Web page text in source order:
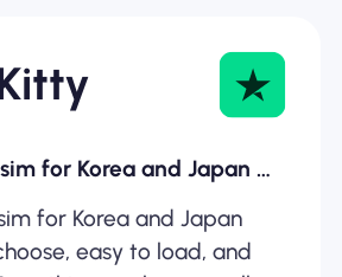
My Nomad esim for Korea and Japan was…
for Korea and Japan
easy to load, and